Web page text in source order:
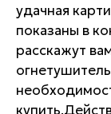
удачная
показаны в
расскажут